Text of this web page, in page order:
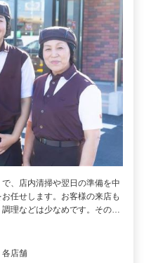
、店内清掃や翌日の準備を中
任せします。お客様の来店も
理などは少なめです。その…
各店舗